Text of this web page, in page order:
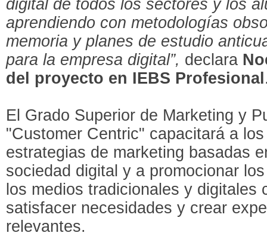
digital de todos los sectores y los
aprendiendo con metodologías
memoria y planes de estudio
para la empresa digital”, declara
del proyecto en IEBS Profesional
El Grado Superior de Marketing y
"Customer Centric" capacitará a
estrategias de marketing basadas
sociedad digital y a promocionar
los medios tradicionales y digitales
satisfacer necesidades y crear
relevantes.